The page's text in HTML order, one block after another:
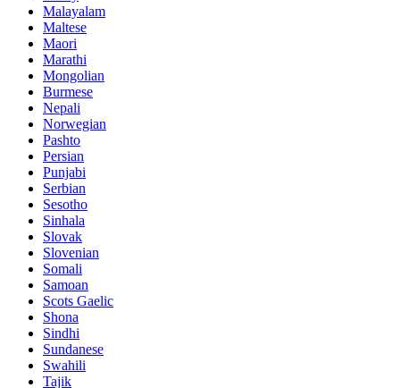
Malayalam
Maltese
Maori
Marathi
Mongolian
Burmese
Nepali
Norwegian
Pashto
Persian
Punjabi
Serbian
Sesotho
Sinhala
Slovak
Slovenian
Somali
Samoan
Scots Gaelic
Shona
Sindhi
Sundanese
Swahili
Tajik